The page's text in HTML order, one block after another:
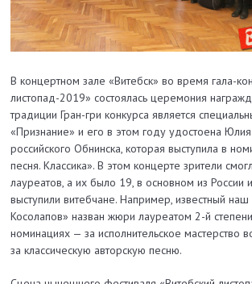
В концертном зале «Витебск» во время гала-
листопад-2019» состоялась церемония
традиции Гран-гри конкурса является
«Признание» и его в этом году удостоена
российского Обнинска, которая выступила в
песня. Классика». В этом концерте зрители
лауреатов, а их было 19, в основном из России
выступили витебчане. Например, известный наш
Косолапов» назван жюри лауреатом 2-й
номинациях — за исполнительское мастерство
за классическую авторскую песню.